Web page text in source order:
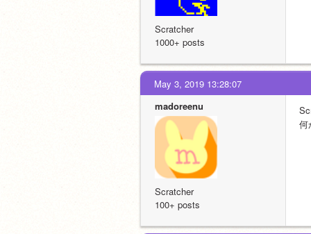
Scratcher
1000+ posts
May 3, 2019 13:28:07
madoreenu
Scratcher
100+ posts
何